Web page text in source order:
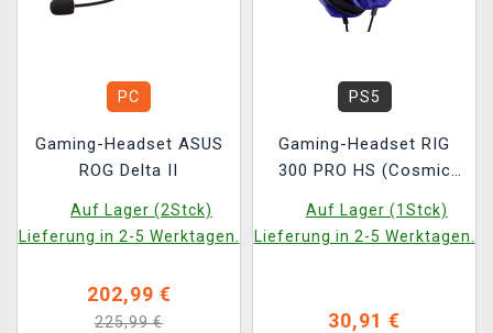
PC
Gaming-Headset ASUS
ROG Delta II
Auf Lager (2Stck)
Lieferung in 2-5 Werktagen.
202,99 €
225,99 €
PS5
Gaming-Headset RIG
300 PRO HS (Cosmic
Auf Lager (1Stck)
Lieferung in 2-5 Werktagen.
30,91 €